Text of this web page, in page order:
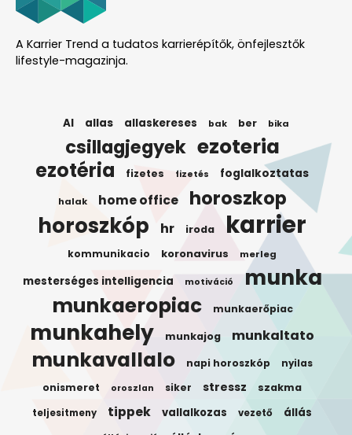
A Karrier Trend a tudatos karrierépítők, önfejlesztők
lifestyle-magazinja.
AI allas allaskereses bak ber bika
csillagjegyek ezoteria
ezotéria fizetes fizetés foglalkoztatas
halak home office horoszkop
horoszkóp hr iroda karrier
kommunikacio koronavirus merleg
mesterséges intelligencia motiváció munka
munkaeropiac munkaerőpiac
munkahely munkajog munkaltato
munkavallalo napi horoszkóp nyilas
onismeret oroszlan siker stressz szakma
teljesitmeny tippek vallalkozas vezető állás